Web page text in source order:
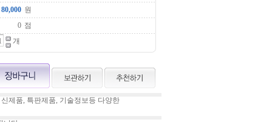
원
점
개
제품, 특판제품, 기술정보등 다양한